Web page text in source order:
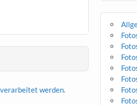
werden.